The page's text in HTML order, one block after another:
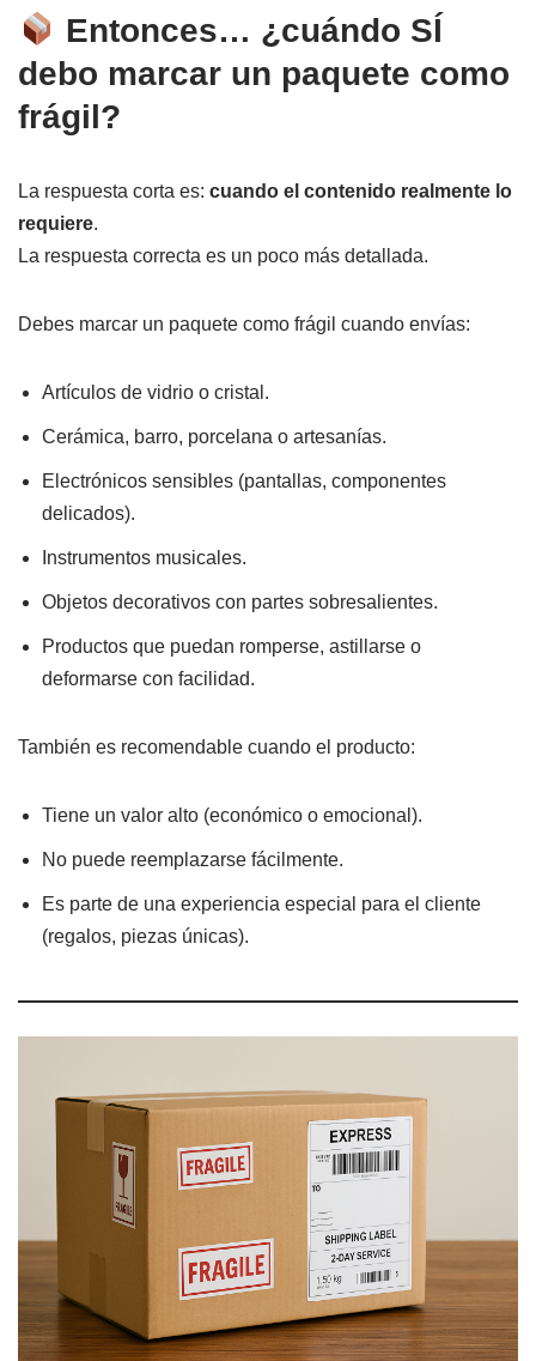
Entonces… ¿cuándo SÍ
debo marcar un paquete como
frágil?
La respuesta corta es: cuando el contenido realmente lo
requiere.
La respuesta correcta es un poco más detallada.
Debes marcar un paquete como frágil cuando envías:
Artículos de vidrio o cristal.
Cerámica, barro, porcelana o artesanías.
Electrónicos sensibles (pantallas, componentes
delicados).
Instrumentos musicales.
Objetos decorativos con partes sobresalientes.
Productos que puedan romperse, astillarse o
deformarse con facilidad.
También es recomendable cuando el producto:
Tiene un valor alto (económico o emocional).
No puede reemplazarse fácilmente.
Es parte de una experiencia especial para el cliente
(regalos, piezas únicas).